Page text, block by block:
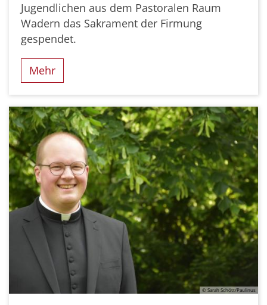
Jugendlichen aus dem Pastoralen Raum
Wadern das Sakrament der Firmung
gespendet.
Mehr
© Sarah Schött/Paulinus